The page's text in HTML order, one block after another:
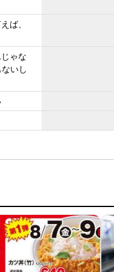
ば、
ゃな
いし